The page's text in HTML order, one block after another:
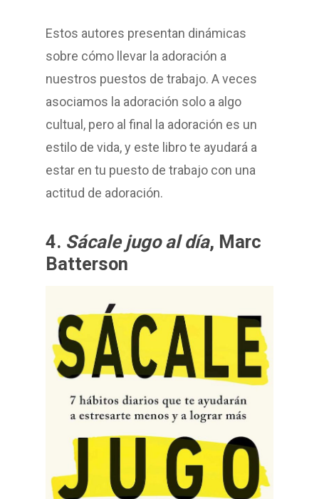
Estos autores presentan dinámicas
sobre cómo llevar la adoración a
nuestros puestos de trabajo. A veces
asociamos la adoración solo a algo
cultual, pero al final la adoración es un
estilo de vida, y este libro te ayudará a
estar en tu puesto de trabajo con una
actitud de adoración.
4. Sácale jugo al día, Marc
Batterson